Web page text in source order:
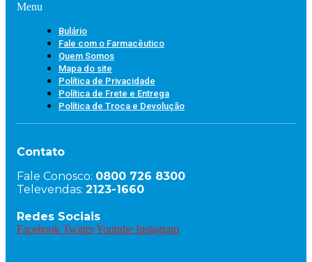
Menu
Bulário
Fale com o Farmacêutico
Quem Somos
Mapa do site
Política de Privacidade
Política de Frete e Entrega
Política de Troca e Devolução
Contato
Fale Conosco: 0800 726 8300
Televendas: 2123-1660
Redes Sociais
Facebook TwitterYoutube Instagram